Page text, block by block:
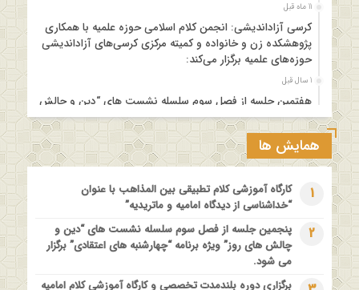
11 ماه قبل
کرسی آزاداندیشی: انجمن کلام اسلامی حوزه علمیه با همکاری
پژوهشکده زن و خانواده و کمیته مرکزی کرسی‌های آزاداندیشی
حوزه‌های علمیه برگزار می‌کند:
1 سال قبل
هفتمین جلسه از فصل سوم سلسله نشست های “دین و چالش
های روز” ویژه برنامه “چهارشنبه های اعتقادی” برگزار می شود.
مدرسه بهاره بازخوانی آموزه وحیانی بینونت پیشینه // تقریرها //
1 سال قبل
کارگاه آموزشی کلام تطبیقی بین المذاهب با عنوان “خداشناسی از
دیدگاه امامیه و ماتریدیه”
همایش ها
1
کارگاه آموزشی کلام تطبیقی بین المذاهب با عنوان
“خداشناسی از دیدگاه امامیه و ماتریدیه”
2
پنجمین جلسه از فصل سوم سلسله نشست های “دین و
چالش های روز” ویژه برنامه “چهارشنبه های اعتقادی” برگزار
می شود.
برگزاری دوره بلندمدت تخصصی و کارگاه آموزشی کلام امامیه